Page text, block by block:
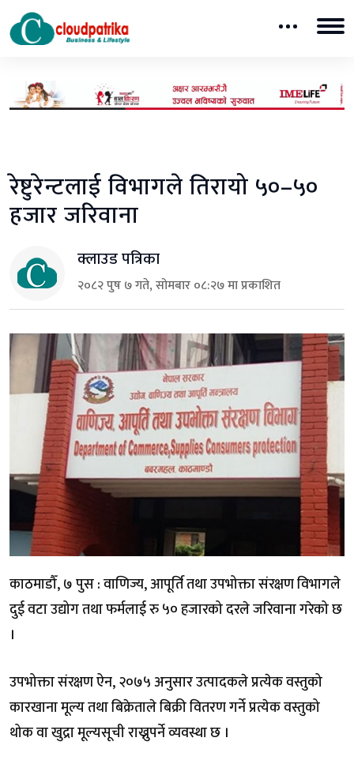
रेष्टुरेन्टलाई विभागले तिरायो ५०–५०
हजार जरिवाना
क्लाउड पत्रिका
२०८२ पुष ७ गते, सोमबार ०८:२७ मा प्रकाशित
काठमाडौँ, ७ पुस : वाणिज्य, आपूर्ति तथा उपभोक्ता संरक्षण विभागले
दुई वटा उद्योग तथा फर्मलाई रु ५० हजारको दरले जरिवाना गरेको छ
।
उपभोक्ता संरक्षण ऐन, २०७५ अनुसार उत्पादकले प्रत्येक वस्तुको
कारखाना मूल्य तथा बिक्रेताले बिक्री वितरण गर्ने प्रत्येक वस्तुको
थोक वा खुद्रा मूल्यसूची राख्नुपर्ने व्यवस्था छ ।